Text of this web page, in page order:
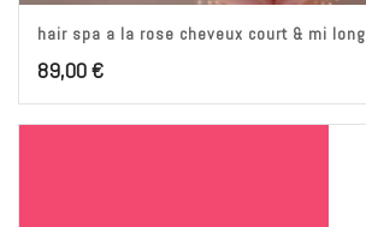
hair spa a la rose cheveux court & mi long
89,00€